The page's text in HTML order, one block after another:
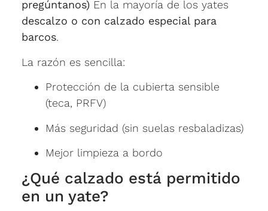
pregúntanos)En la mayoría de los yates
descalzo o con calzado especial para
barcos.
La razón es sencilla:
Protección de la cubierta sensible
(teca, PRFV)
Más seguridad (sin suelas resbaladizas)
Mejor limpieza a bordo
¿Qué calzado está permitido
en un yate?